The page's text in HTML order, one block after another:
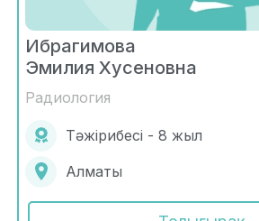
Ибрагимова
Эмилия Хусеновна
Радиология
Тәжірибесі - 8 жыл
Алматы